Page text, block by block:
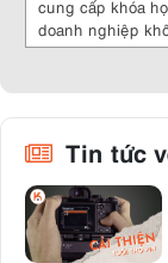
cung cấp khóa
doanh nghiệp
Tin tức